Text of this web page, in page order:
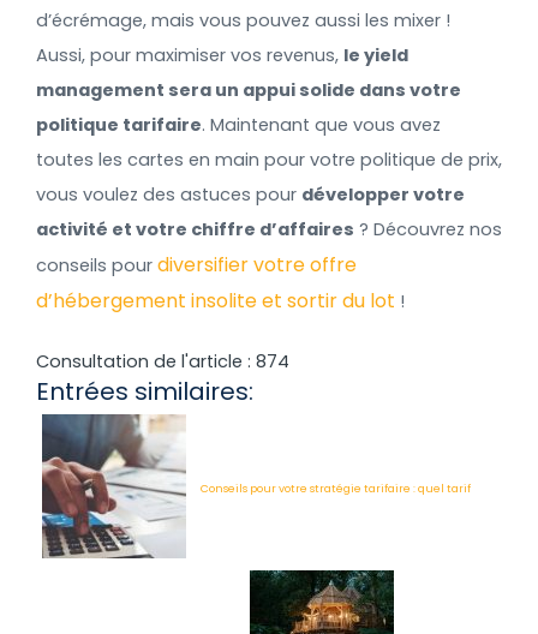
d’écrémage, mais vous pouvez aussi les mixer !
Aussi, pour maximiser vos revenus, le yield
management sera un appui solide dans votre
politique tarifaire. Maintenant que vous avez
toutes les cartes en main pour votre politique de prix,
vous voulez des astuces pour développer votre
activité et votre chiffre d’affaires ? Découvrez nos
conseils pour diversifier votre offre
d’hébergement insolite et sortir du lot !
Consultation de l'article : 874
Entrées similaires:
Conseils pour votre stratégie tarifaire : quel tarif